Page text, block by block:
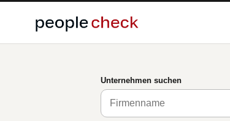
Unternehmen suchen